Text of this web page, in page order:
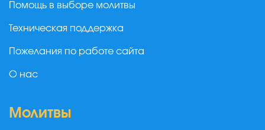
Помощь в выборе молитвы
Техническая поддержка
Пожелания по работе сайта
О нас
Молитвы